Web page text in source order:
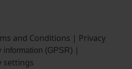
and Conditions | Privacy
information (GPSR) |
settings